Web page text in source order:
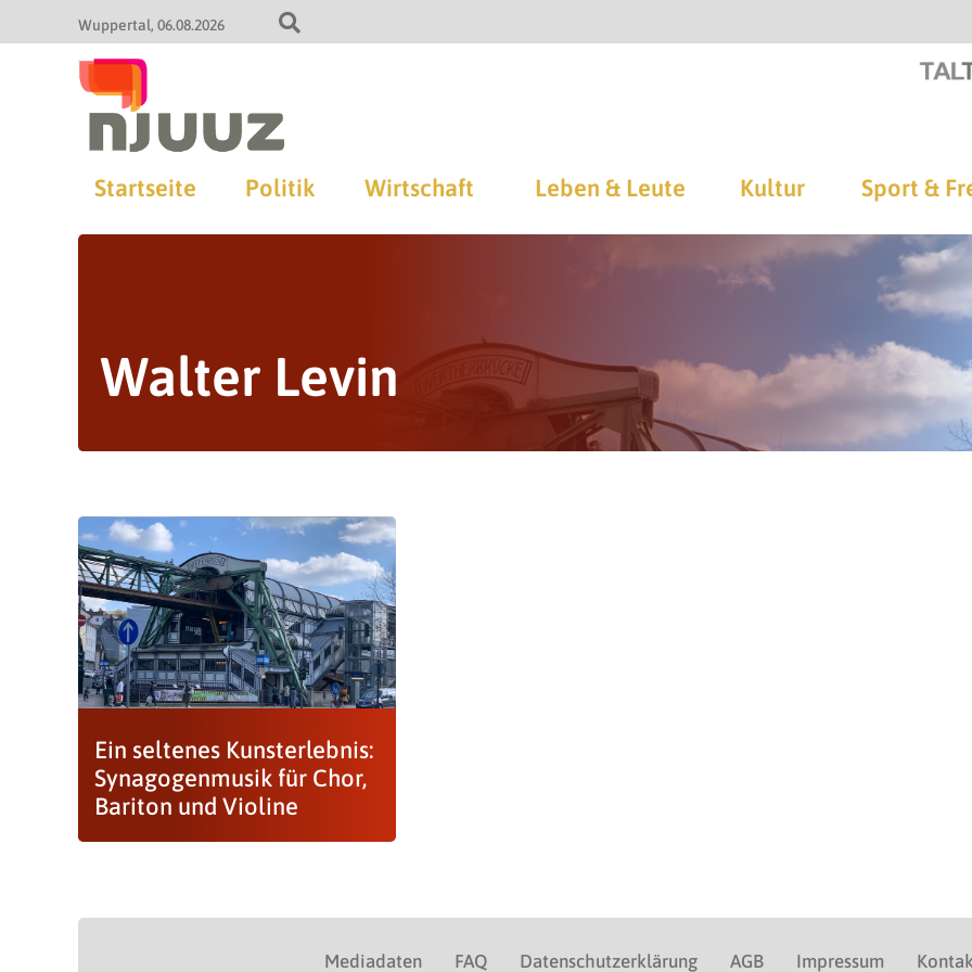
Wuppertal 06.08.2026
Startseite Politik Wirtschaft Leben & Leute Kultur Sport &
Walter Levin
Ein seltenes Kunsterlebnis:
Synagogenmusik für Chor,
Bariton und Violine
Mediadaten FAQ Datenschutzerklärung AGB Impressum